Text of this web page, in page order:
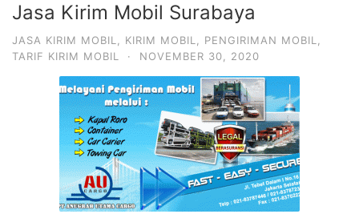
Jasa Kirim Mobil Surabaya
JASA KIRIM MOBIL KIRIM MOBIL PENGIRIMAN MOBIL
TARIF KIRIM MOBIL
· NOVEMBER 30, 2020